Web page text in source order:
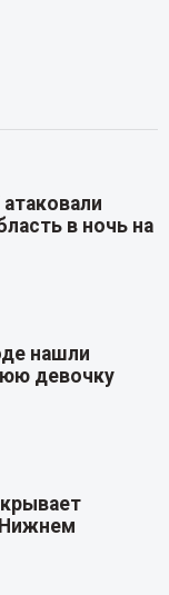
в ночь на
нашли
девочку